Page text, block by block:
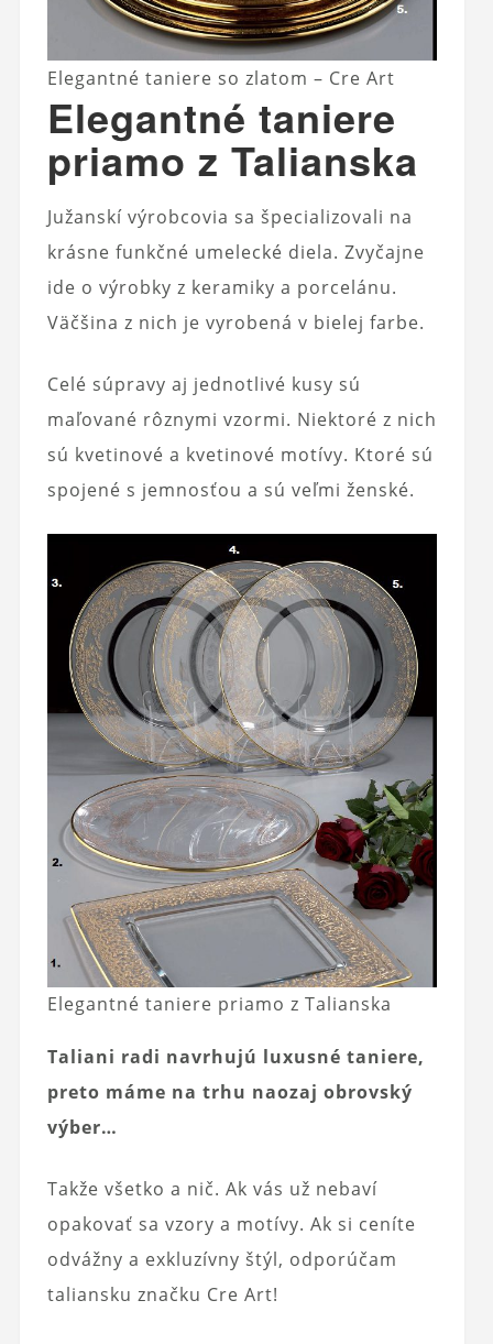
Elegantné taniere so zlatom – Cre Art
Elegantné taniere
priamo z Talianska
Južanskí výrobcovia sa špecializovali na
krásne funkčné umelecké diela. Zvyčajne
ide o výrobky z keramiky a porcelánu.
Väčšina z nich je vyrobená v bielej farbe.
Celé súpravy aj jednotlivé kusy sú
maľované rôznymi vzormi. Niektoré z nich
sú kvetinové a kvetinové motívy. Ktoré sú
spojené s jemnosťou a sú veľmi ženské.
Elegantné taniere priamo z Talianska
Taliani radi navrhujú luxusné taniere,
preto máme na trhu naozaj obrovský
výber…
Takže všetko a nič. Ak vás už nebaví
opakovať sa vzory a motívy. Ak si ceníte
odvážny a exkluzívny štýl, odporúčam
taliansku značku Cre Art!